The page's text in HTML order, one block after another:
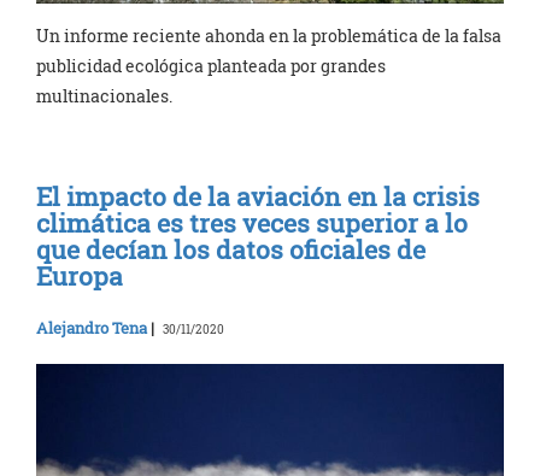
Un informe reciente ahonda en la problemática de la falsa
publicidad ecológica planteada por grandes
multinacionales.
El impacto de la aviación en la crisis
climática es tres veces superior a lo
que decían los datos oficiales de
Europa
Alejandro Tena | 30/11/2020